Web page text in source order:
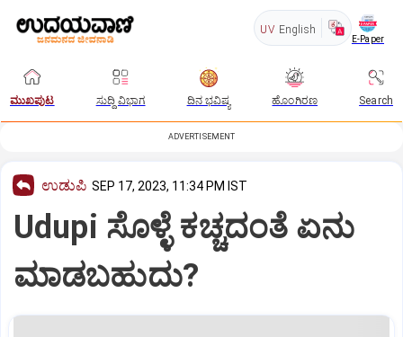
UV English
E-Paper
ಮುಖಪುಟ ಸುದ್ದಿ ವಿಭಾಗ ದಿನ ಭವಿಷ್ಯ ಹೊಂಗಿರಣ Search
ADVERTISEMENT
ಉಡುಪಿ SEP 17, 2023, 11:34 PM IST
Udupi ಸೊಳ್ಳೆ ಕಚ್ಚದಂತೆ ಏನು
ಮಾಡಬಹುದು?